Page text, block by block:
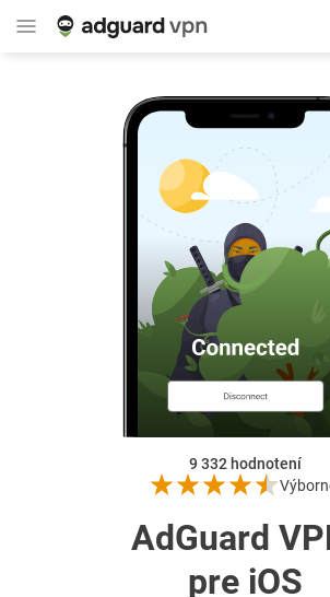
9 332 hodnotení
AdGuard
pre iOS